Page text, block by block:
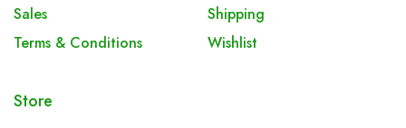
Sales
Terms & Conditions
Shipping
Wishlist
Store